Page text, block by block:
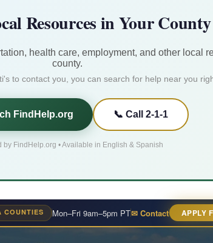
COUNTIES Mon–Fri 9am–5pm PT✉ Contact APPLY
Resources in Your County
health care, employment, and other local
county.
to contact you, you can search for help near you
FindHelp.org 📞 Call 2-1-1
by FindHelp.org • Available in English & Spanish